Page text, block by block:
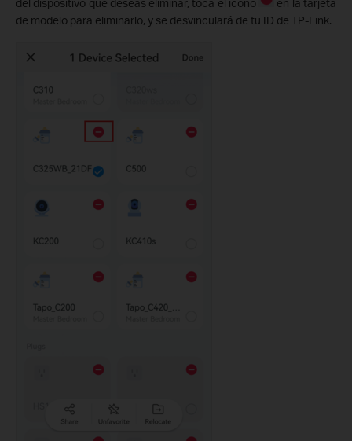
del dispositivo que deseas eliminar, toca el ícono
en la tarjeta
de modelo para eliminarlo, y se desvinculará de tu ID de TP-Link.